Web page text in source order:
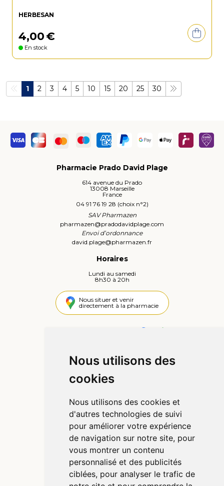
Nous utilisons des
cookies
Nous utilisons des cookies et
d'autres technologies de suivi
pour améliorer votre expérience
de navigation sur notre site, pour
vous montrer un contenu
personnalisé et des publicités
ciblées, pour analyser le trafic de
HERBESAN
4,00€
En stock
1 2 3 4 5 10 15 20 25 30
Pharmacie Prado David Plage
614 avenue du Prado
13008 Marseille
France
04 91 76 19 28 (choix n°2)
SAV Pharmazen
pharmazen@pradodavidplage.com
Envoi d’ordonnance
david.plage@pharmazen.fr
Horaires
Lundi au samedi
8h30 à 20h
Nous situer et venir
directement à la pharmacie
Informations
Qui sommes-nous ?
Déclarer un effet indésirable
Mentions légales
CGV
Données personnelles
Cookies
Préférences Cookies